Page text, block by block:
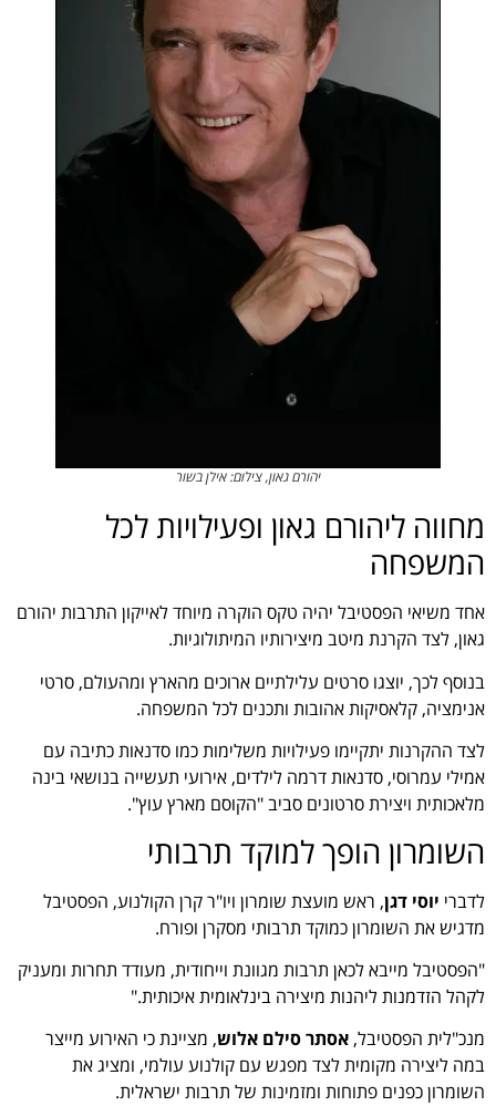
יהורם גאון, צילום: אילן בשור
מחווה ליהורם גאון ופעילויות לכל
המשפחה
אחד משיאי הפסטיבל יהיה טקס הוקרה מיוחד לאייקון התרבות יהורם
גאון, לצד הקרנת מיטב מיצירותיו המיתולוגיות.
בנוסף לכך, יוצגו סרטים עלילתיים ארוכים מהארץ ומהעולם, סרטי
אנימציה, קלאסיקות אהובות ותכנים לכל המשפחה.
לצד ההקרנות יתקיימו פעילויות משלימות כמו סדנאות כתיבה עם
אמילי עמרוסי, סדנאות דרמה לילדים, אירועי תעשייה בנושאי בינה
מלאכותית ויצירת סרטונים סביב "הקוסם מארץ עוץ".
השומרון הופך למוקד תרבותי
לדברי יוסי דגן, ראש מועצת שומרון ויו"ר קרן הקולנוע, הפסטיבל
מדגיש את השומרון כמוקד תרבותי מסקרן ופורח.
"הפסטיבל מייבא לכאן תרבות מגוונת וייחודית, מעודד תחרות ומעניק
לקהל הזדמנות ליהנות מיצירה בינלאומית איכותית."
מנכ"לית הפסטיבל, אסתר סילם אלוש, מציינת כי האירוע מייצר
במה ליצירה מקומית לצד מפגש עם קולנוע עולמי, ומציג את
השומרון כפנים פתוחות ומזמינות של תרבות ישראלית.